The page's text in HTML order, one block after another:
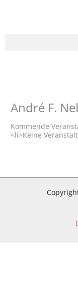
André F.
Kommende
<li>Keine